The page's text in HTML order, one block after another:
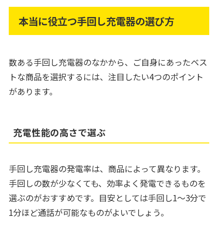
本当に役立つ手回し充電器の選び方
数ある手回し充電器のなかから、ご自身にあったベス
トな商品を選択するには、注目したい4つのポイント
があります。
充電性能の高さで選ぶ
手回し充電器の発電率は、商品によって異なります。
手回しの数が少なくても、効率よく発電できるものを
選ぶのがおすすめです。目安としては手回し1～3分で
1分ほど通話が可能なものがよいでしょう。